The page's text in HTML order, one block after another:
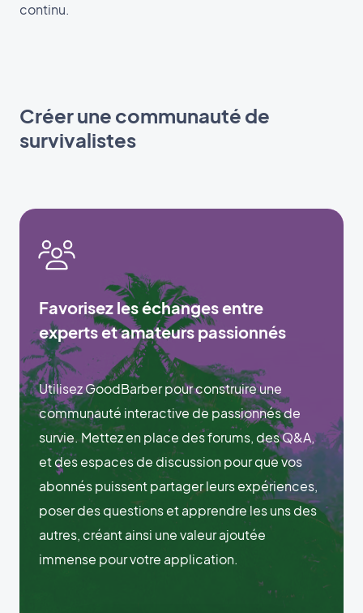
continu.
Créer une communauté de
survivalistes
Favorisez les échanges entre
experts et amateurs passionnés
Utilisez GoodBarber pour construire une
communauté interactive de passionnés de
survie. Mettez en place des forums, des Q&A,
et des espaces de discussion pour que vos
abonnés puissent partager leurs expériences,
poser des questions et apprendre les uns des
autres, créant ainsi une valeur ajoutée
immense pour votre application.